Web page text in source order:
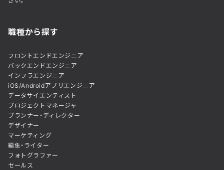
職種から探す
フロントエンドエンジニア
バックエンドエンジニア
インフラエンジニア
iOS/Androidアプリエンジニア
データサイエンティスト
プロジェクトマネージャ
プランナー・ディレクター
デザイナー
マーケティング
編集・ライター
フォトグラファー
セールス